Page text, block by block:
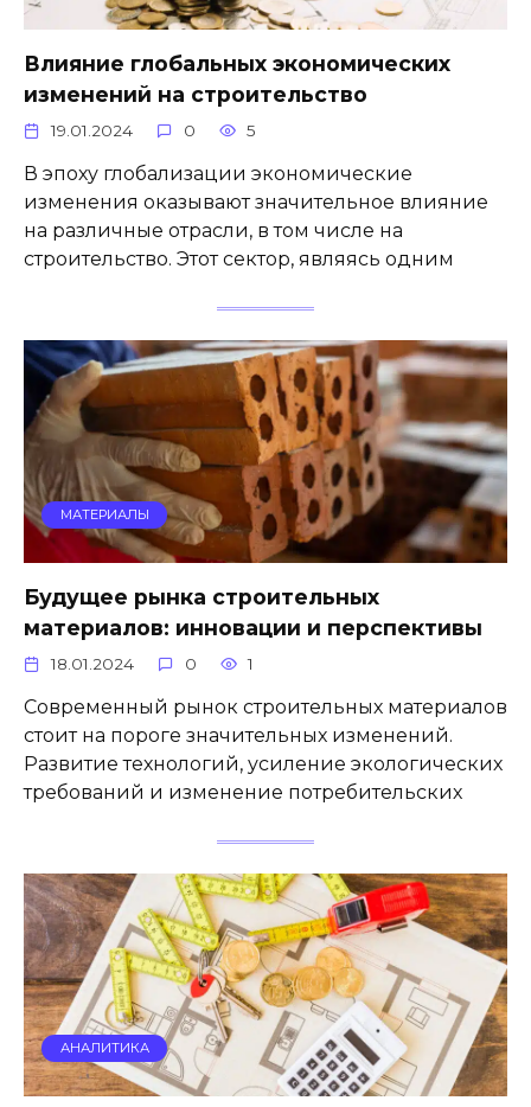
Влияние глобальных экономических
изменений на строительство
19.01.2024 0 5
В эпоху глобализации экономические
изменения оказывают значительное влияние
на различные отрасли, в том числе на
строительство. Этот сектор, являясь одним
МАТЕРИАЛЫ
Будущее рынка строительных
материалов: инновации и перспективы
18.01.2024 0 1
Современный рынок строительных материалов
стоит на пороге значительных изменений.
Развитие технологий, усиление экологических
требований и изменение потребительских
АНАЛИТИКА